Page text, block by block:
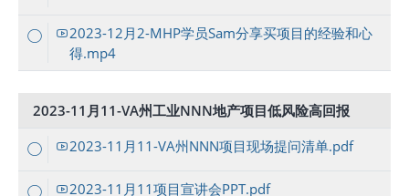
2023-12月2-MHP学员Sam分享买项目的经验和心
得.mp4
2023-11月11-VA州工业NNN地产项目低风险高回报
2023-11月11-VA州NNN项目现场提问清单.pdf
2023-11月11项目宣讲会PPT.pdf